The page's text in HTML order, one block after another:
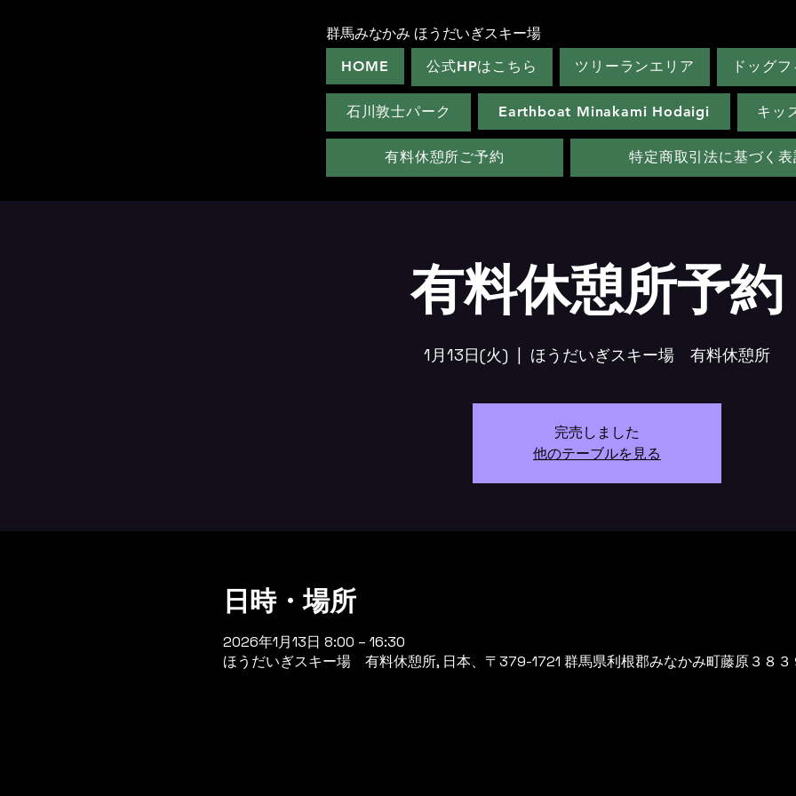
群馬みなかみ ほうだいぎスキー場
HOME 公式HPはこちら ツリーランエリア ドッグ
石川敦士パーク Earthboat Minakami Hodaigi キッ
有料休憩所ご予約 特定商取引法に基づく
有料休憩所予約
1月13日(火) ほうだいぎスキー場 有料休憩所
完売しました
他のテーブルを見る
日時・場所
2026年1月13日 8:00 – 16:30
ほうだいぎスキー場 有料休憩所, 日本、〒379-1721 群馬県利根郡みなかみ町藤原３８３